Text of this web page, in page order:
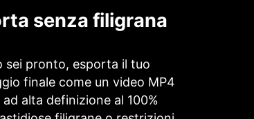
senza filigrana
sei pronto, esporta il tuo
finale come un video MP4
alta definizione al 100%